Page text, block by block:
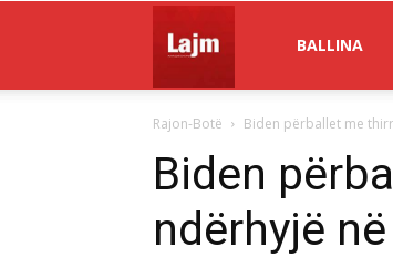
Lajm
BALLINA
Rajon-Botë Biden përballet me
Biden
ndërhyjë